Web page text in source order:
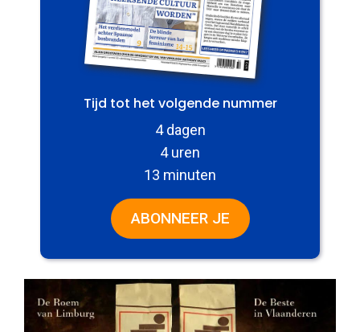
Tijd tot het volgende nummer
4 dagen
4 uren
13 minuten
ABONNEER JE